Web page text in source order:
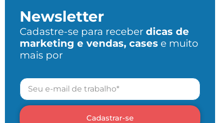
Newsletter
Cadastre-se para receber dicas de
marketing e vendas, cases e muito
mais por
Cadastrar-se